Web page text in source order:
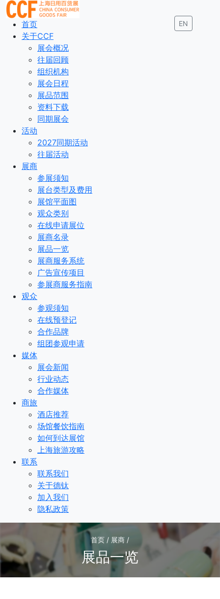
EN
首页
关于CCF
展会概况
往届回顾
组织机构
展会日程
展品范围
资料下载
同期展会
活动
2027同期活动
往届活动
展商
参展须知
展台类型及费用
展馆平面图
观众类别
在线申请展位
展商名录
展品一览
展商服务系统
广告宣传项目
参展商服务指南
观众
参观须知
在线预登记
合作品牌
组团参观申请
媒体
展会新闻
行业动态
合作媒体
商旅
酒店推荐
场馆餐饮指南
如何到达展馆
上海旅游攻略
联系
联系我们
关于德钛
加入我们
隐私政策
首页 / 展商 /
展品一览